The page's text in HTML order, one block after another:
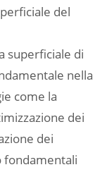
del
superficiale di
nella
come la
dei
dei
fondamentali